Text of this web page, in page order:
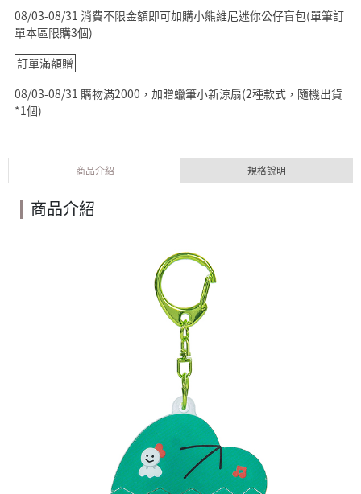
08/03-08/31 消費不限金額即可加購小熊維尼迷你公仔盲包(單筆訂
單本區限購3個)
訂單滿額贈
08/03-08/31 購物滿2000，加贈蠟筆小新涼扇(2種款式，隨機出貨
*1個)
商品介紹 規格說明
商品介紹